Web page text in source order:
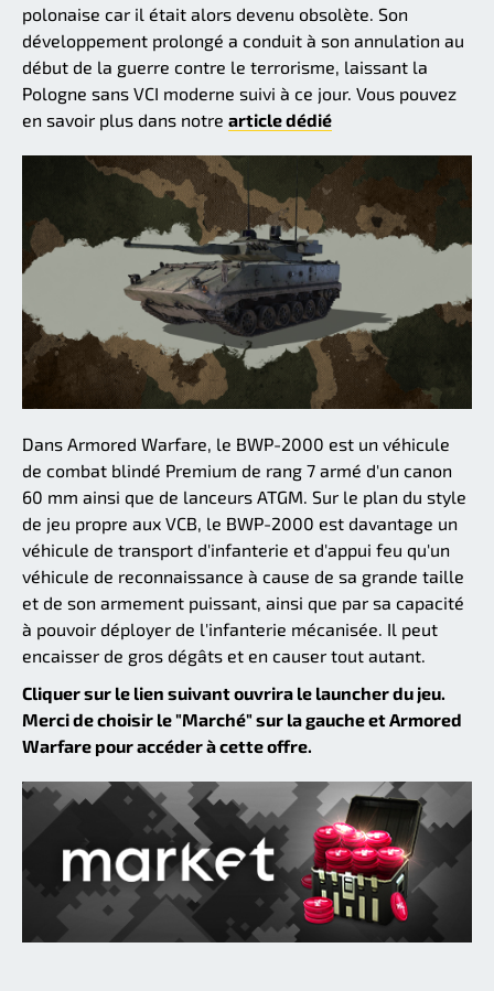
polonaise car il était alors devenu obsolète. Son
développement prolongé a conduit à son annulation au
début de la guerre contre le terrorisme, laissant la
Pologne sans VCI moderne suivi à ce jour. Vous pouvez
en savoir plus dans notre article dédié
Dans Armored Warfare, le BWP-2000 est un véhicule
de combat blindé Premium de rang 7 armé d'un canon
60 mm ainsi que de lanceurs ATGM. Sur le plan du style
de jeu propre aux VCB, le BWP-2000 est davantage un
véhicule de transport d'infanterie et d'appui feu qu'un
véhicule de reconnaissance à cause de sa grande taille
et de son armement puissant, ainsi que par sa capacité
à pouvoir déployer de l'infanterie mécanisée. Il peut
encaisser de gros dégâts et en causer tout autant.
Cliquer sur le lien suivant ouvrira le launcher du jeu.
Merci de choisir le "Marché" sur la gauche et Armored
Warfare pour accéder à cette offre.